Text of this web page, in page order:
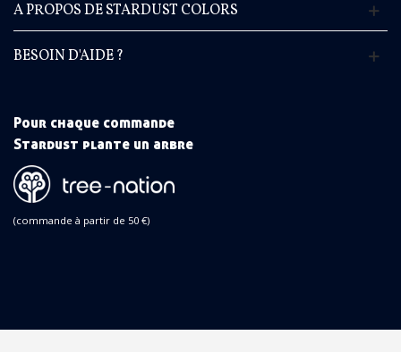
A PROPOS DE STARDUST COLORS
BESOIN D'AIDE ?
Pour chaque commande
Stardust plante un arbre
(commande à partir de 50 €)